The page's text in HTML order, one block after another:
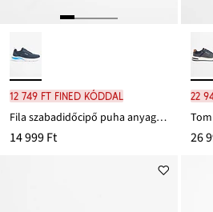
12 749 Ft FINED kóddal
Fila szabadidőcipő puha anyagból
14 999 Ft
22
26